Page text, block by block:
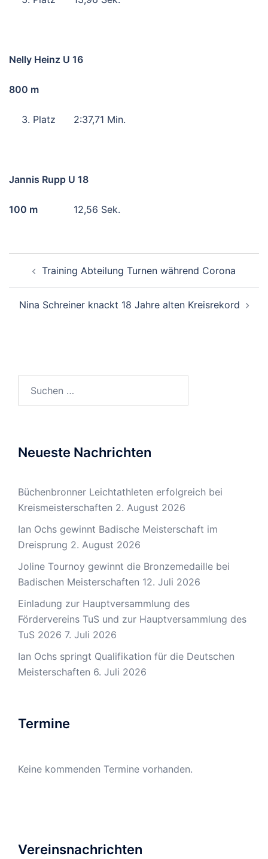
Nelly Heinz U 16
800 m
Platz 2:37,71 Min.
Jannis Rupp U 18
100 m 12,56 Sek.
Training Abteilung Turnen während Corona
Nina Schreiner knackt 18 Jahre alten Kreisrekord
nach:
Neueste Nachrichten
Büchenbronner Leichtathleten erfolgreich bei
Kreismeisterschaften 2. August 2026
Ian Ochs gewinnt Badische Meisterschaft im
Dreisprung 2. August 2026
Joline Tournoy gewinnt die Bronzemedaille bei
Badischen Meisterschaften 12. Juli 2026
Einladung zur Hauptversammlung des
Fördervereins TuS und zur Hauptversammlung des
TuS 2026 7. Juli 2026
Ian Ochs springt Qualifikation für die Deutschen
Meisterschaften 6. Juli 2026
Termine
Keine kommenden Termine vorhanden.
Vereinsnachrichten